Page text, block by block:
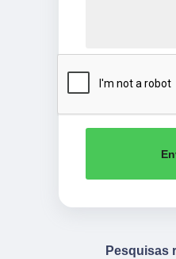
Pesquisas